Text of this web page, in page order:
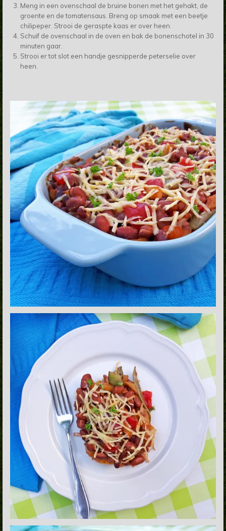
Meng in een ovenschaal de bruine bonen met het gehakt, de
groente en de tomatensaus. Breng op smaak met een beetje
chilipeper. Strooi de geraspte kaas er over heen.
Schuif de ovenschaal in de oven en bak de bonenschotel in 30
minuten gaar.
Strooi er tot slot een handje gesnipperde peterselie over
heen.